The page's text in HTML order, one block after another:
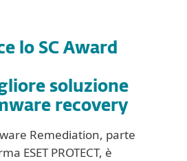
lo SC Award
soluzione
recovery
Remediation, parte
ESET PROTECT, è